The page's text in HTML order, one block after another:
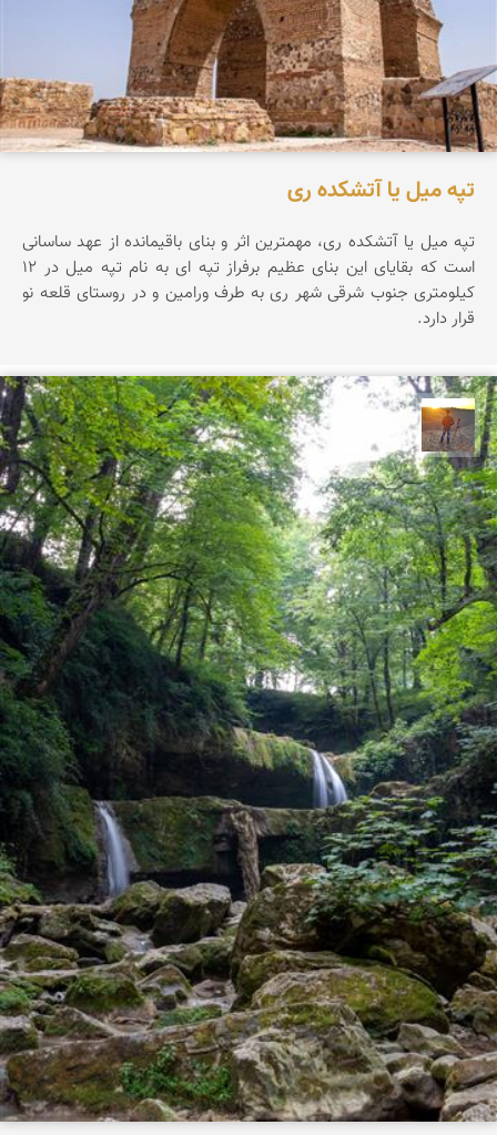
تپه میل یا آتشکده ری
تپه ميل يا آتشكده ری، مهمترين اثر و بنای باقيمانده از عهد ساسانی
است كه بقايای اين بنای عظيم برفراز تپه ای به نام تپه ميل در 12
كيلومتری جنوب شرقی شهر ری به طرف ورامين و در روستای قلعه نو
قرار دارد.